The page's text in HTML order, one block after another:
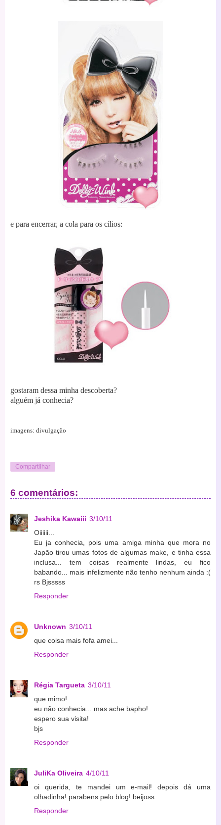
e para encerrar, a cola para os cílios:
gostaram dessa minha descoberta?
alguém já conhecia?
imagens: divulgação
Compartilhar
6 comentários:
Jeshika Kawaiii 3/10/11
Oiiiiii...
Eu ja conhecia, pois uma amiga minha que mora no
Japão tirou umas fotos de algumas make, e tinha essa
inclusa... tem coisas realmente lindas, eu fico
babando... mais infelizmente não tenho nenhum ainda :(
rs Bjsssss
Responder
Unknown 3/10/11
que coisa mais fofa amei...
Responder
Régia Targueta 3/10/11
que mimo!
eu não conhecia... mas ache bapho!
espero sua visita!
bjs
Responder
JuliKa Oliveira 4/10/11
oi querida, te mandei um e-mail! depois dá uma
olhadinha! parabens pelo blog! beijoss
Responder